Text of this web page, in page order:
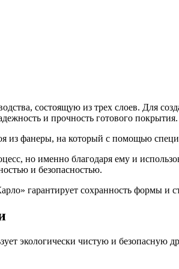
состоящую из трех слоев. Для
и прочность готового покрытия.
из фанеры, на который с помощью
но именно благодаря ему и
и безопасностью.
гарантирует сохранность формы и
экологически чистую и безопасную